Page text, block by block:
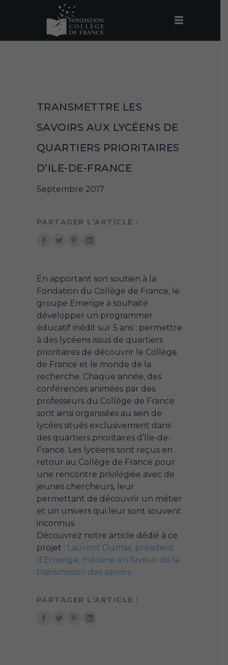
TRANSMETTRE LES
SAVOIRS AUX LYCÉENS DE
QUARTIERS PRIORITAIRES
D’ILE-DE-FRANCE
Septembre 2017
PARTAGER L'ARTICLE :
En apportant son soutien à la
Fondation du Collège de France, le
groupe Emerige a souhaité
développer un programmer
éducatif inédit sur 5 ans : permettre
à des lycéens issus de quartiers
prioritaires de découvrir le Collège
de France et le monde de la
recherche. Chaque année, des
conférences animées par des
professeurs du Collège de France
sont ainsi organisées au sein de
lycées situés exclusivement dans
des quartiers prioritaires d’Ile-de-
France. Les lycéens sont reçus en
retour au Collège de France pour
une rencontre privilégiée avec de
jeunes chercheurs, leur
permettant de découvrir un métier
et un univers qui leur sont souvent
inconnus.
Découvrez notre article dédié à ce
projet : Laurent Dumas, président
d’Emerige, mécène en faveur de la
transmission des savoirs
PARTAGER L'ARTICLE :